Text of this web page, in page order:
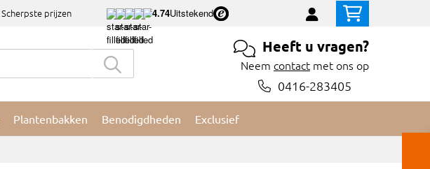
Scherpste prijzen 4.74Uitstekend
Heeft u vragen?
Neem contact met ons op
0416-283405
Plantenbakken Benodigdheden Exclusief